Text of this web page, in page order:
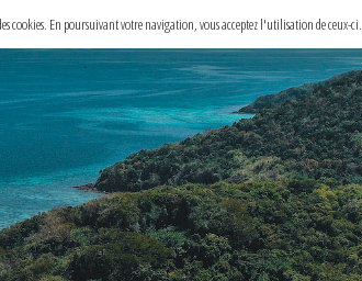
cookies. En poursuivant votre navigation, vous acceptez l'utilisation de ceux-ci.